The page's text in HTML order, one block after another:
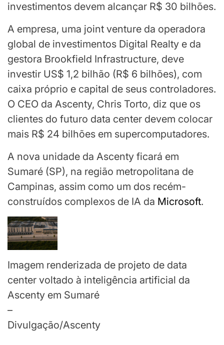
investimentos devem alcançar R$ 30 bilhões.
A empresa, uma joint venture da operadora
global de investimentos Digital Realty e da
gestora Brookfield Infrastructure, deve
investir US$ 1,2 bilhão (R$ 6 bilhões), com
caixa próprio e capital de seus controladores.
O CEO da Ascenty, Chris Torto, diz que os
clientes do futuro data center devem colocar
mais R$ 24 bilhões em supercomputadores.
A nova unidade da Ascenty ficará em
Sumaré (SP), na região metropolitana de
Campinas, assim como um dos recém-
construídos complexos de IA da Microsoft.
Imagem renderizada de projeto de data
center voltado à inteligência artificial da
Ascenty em Sumaré
–
Divulgação/Ascenty